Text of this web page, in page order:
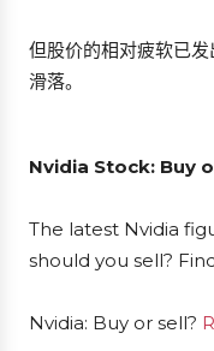
但股价的相对疲软已
滑落。
Nvidia Stock: Buy
The latest Nvidia
should you sell?
Nvidia: Buy or sell?